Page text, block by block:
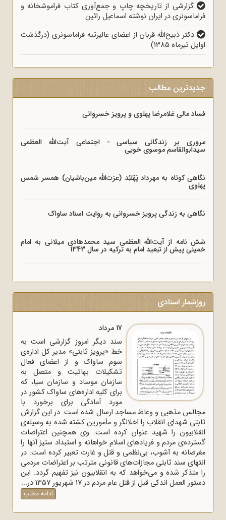
گزارشی از تاریخچه چاپ و جمع‌آوری کتاب فراموشخانه و
فراماسونری در ایران نوشته اسماعیل رائین
دکتر ذبیح‌الله قربان از اعضای عالیرتبه فراماسونری (درگذشت
اوایل تیرماه 1385)
جدیدترین مطالب
فساد مالی غلامرضا پهلوی و پرویز خسروانی
مروری بر زندگانی سیاسی - اجتماعی آیت‌الله العظمی
سیدابوالقاسم موسوی خویی
نگاهی کوتاه به مهرداد پَهْلبُد (عزت‌الله مین‌باشیان) همسر شمس
پهلوی
نگاهی به زندگی پرویز خسروانی به روایت اسناد ساواک
شش نامه از آیت‌الله العظمی سید محمدهادی میلانی به امام
خمینی پیش از تبعید امام به ترکیه در سال 1343
روزشمار اسنادی
17 مرداد
سند دیگر امروز گزارشی است به
خط «پرویز ثابتی» مدیر کل اداره‌ی
سوم ساواک و از اعضای فعال
تشکیلات بهائیت و متصل به
سازمان موساد و سازمان سیا، که
برای کلیه اداره‌های ساواک‌ کشور در
مورد آمادگی برای برخورد با
مجالس مذهبی و وعاظ مساجد ارسال شده است. در این گزارش
ثابتی شهدای انقلاب را اخلالگر و مأمورین کشته شده به وسیله‌ی
انقلابیون را شهید عنوان کرده است. وی همچنین اعتراضات
گسترده‌ی مردم و فریادهای اسلام خواهانه و استبداد ستیز آنها را
مغرضانه به آشوب، بی‌نظمی و قتل و غارت تعبیر کرده است. در
انتهای سند ثابتی مجازات‌های قانونی مترتب بر اعتراضات مردمی
را متذکر شده و می‌خواهد که به انقلابیون نیز تفهیم گردد. این
دستور العمل اندکی قبل از قتل عام مردم در 17 شهریور 1357 در...
ادامه مطلب